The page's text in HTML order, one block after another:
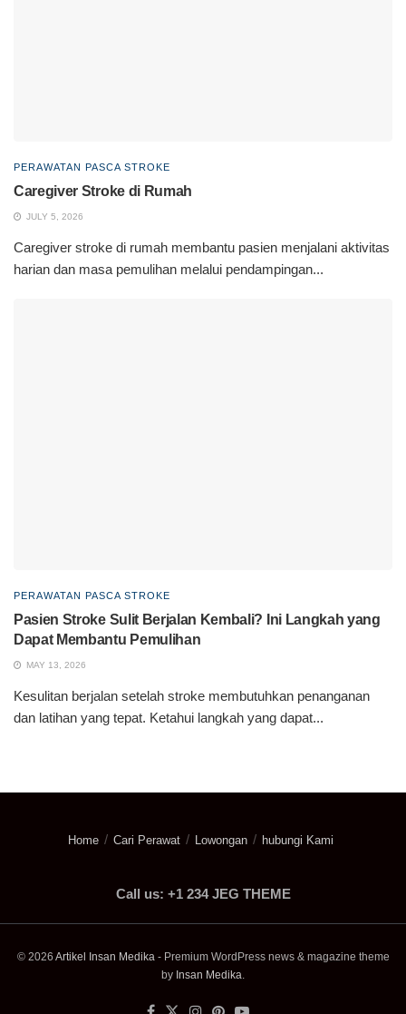
PERAWATAN PASCA STROKE
Caregiver Stroke di Rumah
JULY 5, 2026
Caregiver stroke di rumah membantu pasien menjalani aktivitas
harian dan masa pemulihan melalui pendampingan...
PERAWATAN PASCA STROKE
Pasien Stroke Sulit Berjalan Kembali? Ini Langkah yang
Dapat Membantu Pemulihan
MAY 13, 2026
Kesulitan berjalan setelah stroke membutuhkan penanganan
dan latihan yang tepat. Ketahui langkah yang dapat...
Home Cari Perawat Lowongan hubungi Kami
Call us: +1 234 JEG THEME
© 2026 Artikel Insan Medika- Premium WordPress news & magazine theme
by Insan Medika.